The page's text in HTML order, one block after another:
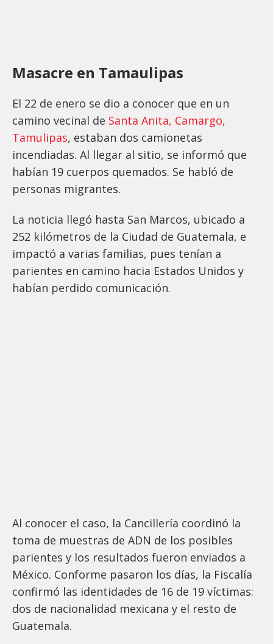
Masacre en Tamaulipas
El 22 de enero se dio a conocer que en un
camino vecinal de Santa Anita, Camargo,
Tamulipas, estaban dos camionetas
incendiadas. Al llegar al sitio, se informó que
habían 19 cuerpos quemados. Se habló de
personas migrantes.
La noticia llegó hasta San Marcos, ubicado a
252 kilómetros de la Ciudad de Guatemala, e
impactó a varias familias, pues tenían a
parientes en camino hacia Estados Unidos y
habían perdido comunicación.
Al conocer el caso, la Cancillería coordinó la
toma de muestras de ADN de los posibles
parientes y los resultados fueron enviados a
México. Conforme pasaron los días, la Fiscalía
confirmó las identidades de 16 de 19 víctimas:
dos de nacionalidad mexicana y el resto de
Guatemala.